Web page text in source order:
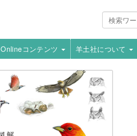
Onlineコンテンツ 羊土社について